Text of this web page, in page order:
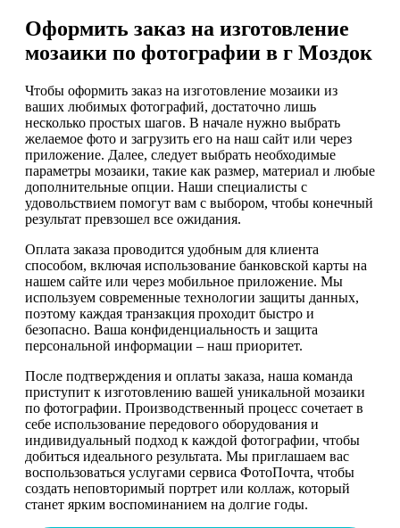
Оформить заказ на изготовление
мозаики по фотографии в г Моздок
Чтобы оформить заказ на изготовление мозаики из
ваших любимых фотографий, достаточно лишь
несколько простых шагов. В начале нужно выбрать
желаемое фото и загрузить его на наш сайт или через
приложение. Далее, следует выбрать необходимые
параметры мозаики, такие как размер, материал и любые
дополнительные опции. Наши специалисты с
удовольствием помогут вам с выбором, чтобы конечный
результат превзошел все ожидания.
Оплата заказа проводится удобным для клиента
способом, включая использование банковской карты на
нашем сайте или через мобильное приложение. Мы
используем современные технологии защиты данных,
поэтому каждая транзакция проходит быстро и
безопасно. Ваша конфиденциальность и защита
персональной информации – наш приоритет.
После подтверждения и оплаты заказа, наша команда
приступит к изготовлению вашей уникальной мозаики
по фотографии. Производственный процесс сочетает в
себе использование передового оборудования и
индивидуальный подход к каждой фотографии, чтобы
добиться идеального результата. Мы приглашаем вас
воспользоваться услугами сервиса ФотоПочта, чтобы
создать неповторимый портрет или коллаж, который
станет ярким воспоминанием на долгие годы.